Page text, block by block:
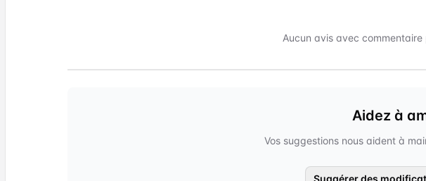
Aucun avis avec
Aidez à
Vos suggestions nous aident à
Suggérer des